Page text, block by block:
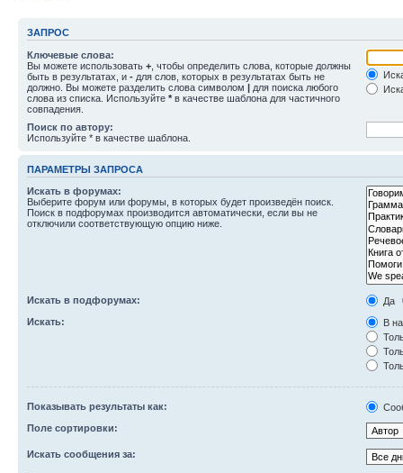
ЗАПРОС
Ключевые слова:
Вы можете использовать + , чтобы определить слова, которые должны
быть в результатах, и - для слов, которых в результатах быть не
должно. Вы можете разделить слова символом | для поиска любого
слова из списка. Используйте * в качестве шаблона для частичного
совпадения.
Поиск по автору:
Используйте * в качестве шаблона.
ПАРАМЕТРЫ ЗАПРОСА
Искать в форумах:
Выберите форум или форумы, в которых будет произведён поиск.
Поиск в подфорумах производится автоматически, если вы не
отключили соответствующую опцию ниже.
Искать в подфорумах:
Да
Искать:
В
Показывать результаты как:
Поле сортировки:
Искать сообщения за: